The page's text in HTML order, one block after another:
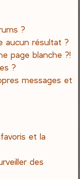
?
aucun résultat ?
page blanche ?!
?
messages et
et la
des